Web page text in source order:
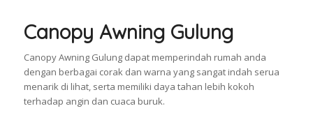
Canopy Awning Gulung
Canopy Awning Gulung dapat memperindah rumah anda
dengan berbagai corak dan warna yang sangat indah serua
menarik di lihat, serta memiliki daya tahan lebih kokoh
terhadap angin dan cuaca buruk.